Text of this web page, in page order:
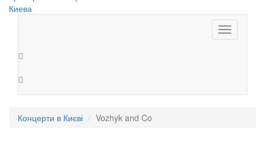
Toggle
navigation
Концерти в Києві Vozhyk and Co